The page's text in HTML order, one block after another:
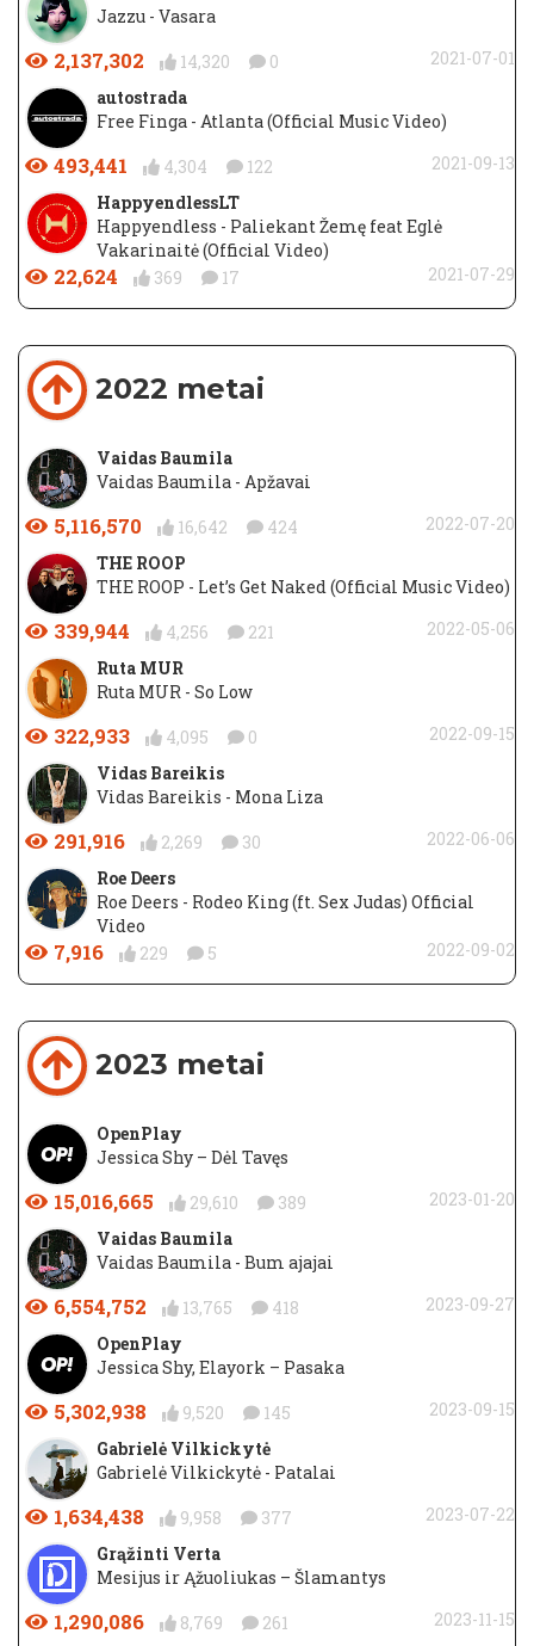
Jazzu - Vasara
2,137,302 14,320 0
2021-07-01
autostrada
Free Finga - Atlanta (Official Music Video)
493,441 4,304 122
2021-09-13
HappyendlessLT
Happyendless - Paliekant Žemę feat Eglė
Vakarinaitė (Official Video)
22,624 369 17 2021-07-29
2022 metai
Vaidas Baumila
Vaidas Baumila - Apžavai
5,116,570 16,642 424
2022-07-20
THE ROOP
THE ROOP - Let’s Get Naked (Official Music Video)
339,944 4,256 221
2022-05-06
Ruta MUR
Ruta MUR - So Low
322,933 4,095 0
2022-09-15
Vidas Bareikis
Vidas Bareikis - Mona Liza
291,916 2,269 30
2022-06-06
Roe Deers
Roe Deers - Rodeo King (ft. Sex Judas) Official
Video
7,916 229 5 2022-09-02
2023 metai
OpenPlay
Jessica Shy – Dėl Tavęs
15,016,665 29,610 389
2023-01-20
Vaidas Baumila
Vaidas Baumila - Bum ajajai
6,554,752 13,765 418
2023-09-27
OpenPlay
Jessica Shy, Elayork – Pasaka
5,302,938 9,520 145
2023-09-15
Gabrielė Vilkickytė
Gabrielė Vilkickytė - Patalai
1,634,438 9,958 377
2023-07-22
Grąžinti Verta
Mesijus ir Ąžuoliukas – Šlamantys
1,290,086 8,769 261 2023-11-15